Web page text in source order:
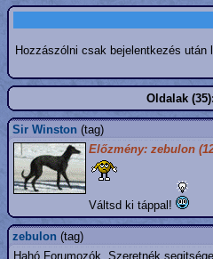
Hozzászólni csak bejelentkezés után
Oldalak (35):
Sir Winston (tag)
Előzmény: zebulon
Váltsd ki táppal!
zebulon (tag)
Hahó Forumozók. Szeretnék